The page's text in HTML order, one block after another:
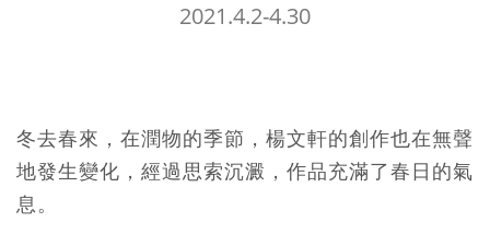
2021.4.2-4.30
冬去春來，在潤物的季節，楊文軒的創作也在無聲
地發生變化，經過思索沉澱，作品充滿了春日的氣
息。